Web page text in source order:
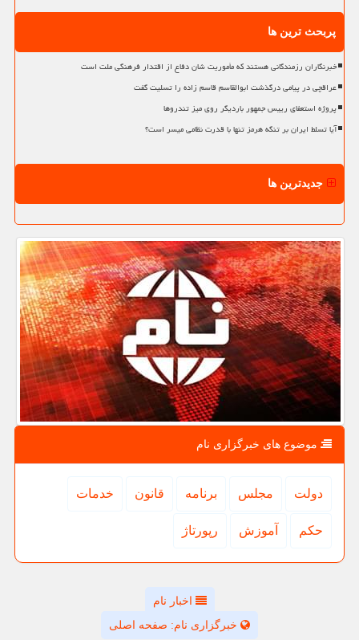
پربحث ترین ها
خبرنگاران رزمندگانی هستند که مأموریت شان دفاع از اقتدار فرهنگی ملت است
عراقچی در پیامی درگذشت ابوالقاسم قاسم زاده را تسلیت گفت
پروژه استعفای رییس جمهور باردیگر روی میز تندروها
آیا تسلط ایران بر تنگه هرمز تنها با قدرت نظامی میسر است؟
جدیدترین ها
موضوع های خبرگزاری نام
دولت مجلس برنامه قانون خدمات
حكم آموزش رپورتاژ
اخبار نام
خبرگزاری نام: صفحه اصلی